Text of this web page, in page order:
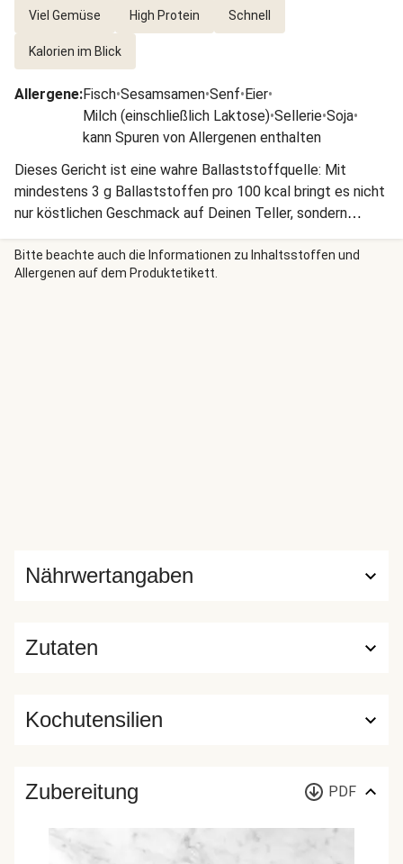
Viel Gemüse High Protein Schnell
Kalorien im Blick
Allergene:Fisch•Sesamsamen•Senf•Eier•
Milch (einschließlich Laktose)•Sellerie•Soja•
kann Spuren von Allergenen enthalten
Dieses Gericht ist eine wahre Ballaststoffquelle: Mit
mindestens 3 g Ballaststoffen pro 100 kcal bringt es nicht
nur köstlichen Geschmack auf Deinen Teller, sondern
fördert auch eine gute Verdauung und sorgt für
langanhaltende Sättigung. Fisch vor der Zubereitung
auftauen und vor dem Verzehr vollständig durchgaren, bis
Bitte beachte auch die Informationen zu Inhaltsstoffen und
Allergenen auf dem Produktetikett.
Zutaten
Nährwertangaben
Kochutensilien
Zubereitung PDF